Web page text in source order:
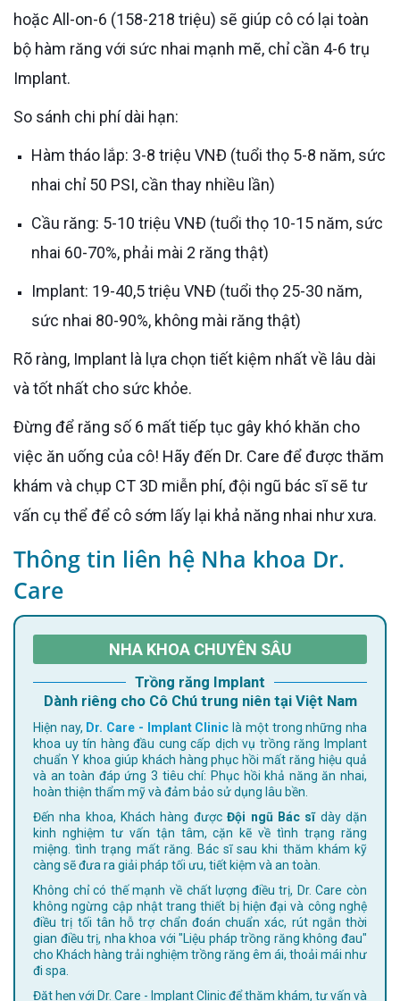
hoặc All-on-6 (158-218 triệu) sẽ giúp cô có lại toàn
bộ hàm răng với sức nhai mạnh mẽ, chỉ cần 4-6 trụ
Implant.
So sánh chi phí dài hạn:
Hàm tháo lắp: 3-8 triệu VNĐ (tuổi thọ 5-8 năm, sức
nhai chỉ 50 PSI, cần thay nhiều lần)
Cầu răng: 5-10 triệu VNĐ (tuổi thọ 10-15 năm, sức
nhai 60-70%, phải mài 2 răng thật)
Implant: 19-40,5 triệu VNĐ (tuổi thọ 25-30 năm,
sức nhai 80-90%, không mài răng thật)
Rõ ràng, Implant là lựa chọn tiết kiệm nhất về lâu dài
và tốt nhất cho sức khỏe.
Đừng để răng số 6 mất tiếp tục gây khó khăn cho
việc ăn uống của cô! Hãy đến Dr. Care để được thăm
khám và chụp CT 3D miễn phí, đội ngũ bác sĩ sẽ tư
vấn cụ thể để cô sớm lấy lại khả năng nhai như xưa.
Thông tin liên hệ Nha khoa Dr.
Care
NHA KHOA CHUYÊN SÂU
Trồng răng Implant
Dành riêng cho Cô Chú trung niên tại Việt Nam
Hiện nay, Dr. Care - Implant Clinic là một trong những nha
khoa uy tín hàng đầu cung cấp dịch vụ trồng răng Implant
chuẩn Y khoa giúp khách hàng phục hồi mất răng hiệu quả
và an toàn đáp ứng 3 tiêu chí: Phục hồi khả năng ăn nhai,
hoàn thiện thẩm mỹ và đảm bảo sử dụng lâu bền.
Đến nha khoa, Khách hàng đượcĐội ngũ Bác sĩdày dặn
kinh nghiệm tư vấn tận tâm, cặn kẽ về tình trạng răng
miệng. tình trạng mất răng. Bác sĩ sau khi thăm khám kỹ
càng sẽ đưa ra giải pháp tối ưu, tiết kiệm và an toàn.
Không chỉ có thế mạnh về chất lượng điều trị, Dr. Care còn
không ngừng cập nhật trang thiết bị hiện đại và công nghệ
điều trị tối tân hỗ trợ chẩn đoán chuẩn xác, rút ngắn thời
gian điều trị, nha khoa với "Liệu pháp trồng răng không đau"
cho Khách hàng trải nghiệm trồng răng êm ái, thoải mái như
đi spa.
Đặt hẹn với Dr. Care - Implant Clinic để thăm khám, tư vấn và